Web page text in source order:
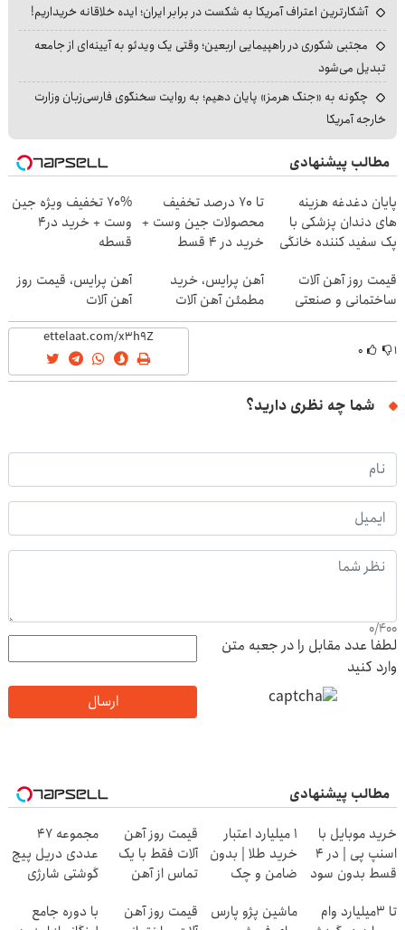
آشکارترین اعتراف آمریکا به شکست در برابر ایران؛ ایده خلاقانه خریداریم!
مجتبی شکوری در راهپیمایی اربعین؛ وقتی یک ویدئو به آیینه‌ای از جامعه
تبدیل می‌شود
چگونه به «جنگ هرمز» پایان دهیم؛ به روایت سخنگوی فارسی‌زبان وزارت
خارجه آمریکا
مطالب پیشنهادی
پایان دغدغه هزینه
های دندان پزشکی با
پک سفید کننده خانگی
تا 70 درصد تخفیف
محصولات جین وست +
خرید در 4 قسط
70% تخفیف ویژه جین
وست + خرید در4
قسطه
قیمت روز آهن آلات
ساختمانی و صنعتی
آهن پرایس، خرید
مطمئن آهن آلات
آهن پرایس، قیمت روز
آهن آلات
۱ ۰
شما چه نظری دارید؟
0/400
لطفا عدد مقابل را در جعبه متن
وارد کنید
ارسال
مطالب پیشنهادی
خرید موبایل با
اسنپ پی | در ۴
قسط بدون سود
۱ میلیارد اعتبار
خرید طلا | بدون
ضامن و چک
قیمت روز آهن
آلات فقط با یک
تماس از آهن
مجموعه 47
عددی دریل پیچ
گوشتی شارژی
محدود)
تا 3میلیارد وام
ماشین پژو پارس
قیمت روز آهن
با دوره جامع